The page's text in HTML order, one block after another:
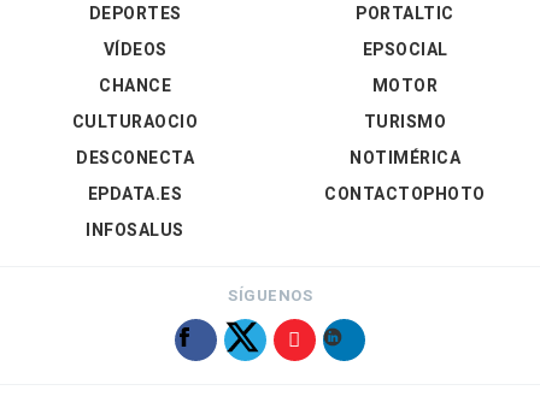
DEPORTES
VÍDEOS
PORTALTIC
EPSOCIAL
CHANCE
CULTURAOCIO
DESCONECTA
EPDATA.ES
INFOSALUS
MOTOR
TURISMO
NOTIMÉRICA
CONTACTOPHOTO
SÍGUENOS